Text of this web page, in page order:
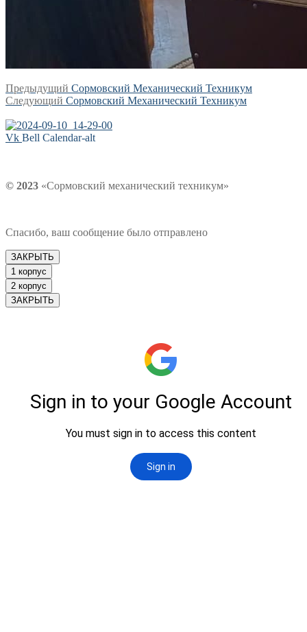
Навигация
по
записям
Предыдущий Предыдущая
запись:
Сормовский Механический Техникум
Следующий Следующая
Сормовский Механический Техникум
Vk Bell Calendar-alt
© 2023 «Сормовский механический техникум»
Спасибо, ваш сообщение было отправлено
ЗАКРЫТЬ
1 корпус
2 корпус
ЗАКРЫТЬ